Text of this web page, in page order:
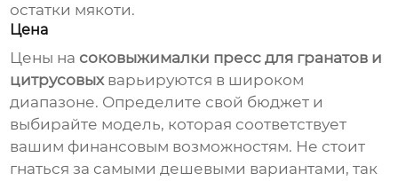
остатки мякоти.
Цена
Цены на соковыжималки пресс для гранатов и
цитрусовыхварьируются в широком
диапазоне. Определите свой бюджет и
выбирайте модель, которая соответствует
вашим финансовым возможностям. Не стоит
гнаться за самыми дешевыми вариантами, так